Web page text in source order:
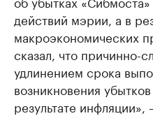
действий мэрии, а в
макроэкономических
сказал, что причинно-
удлинением срока
возникновения
результате